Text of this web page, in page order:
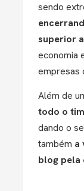
sendo
superior a
economia
empresas
Além de
todo o
dando o
também a
blog pela